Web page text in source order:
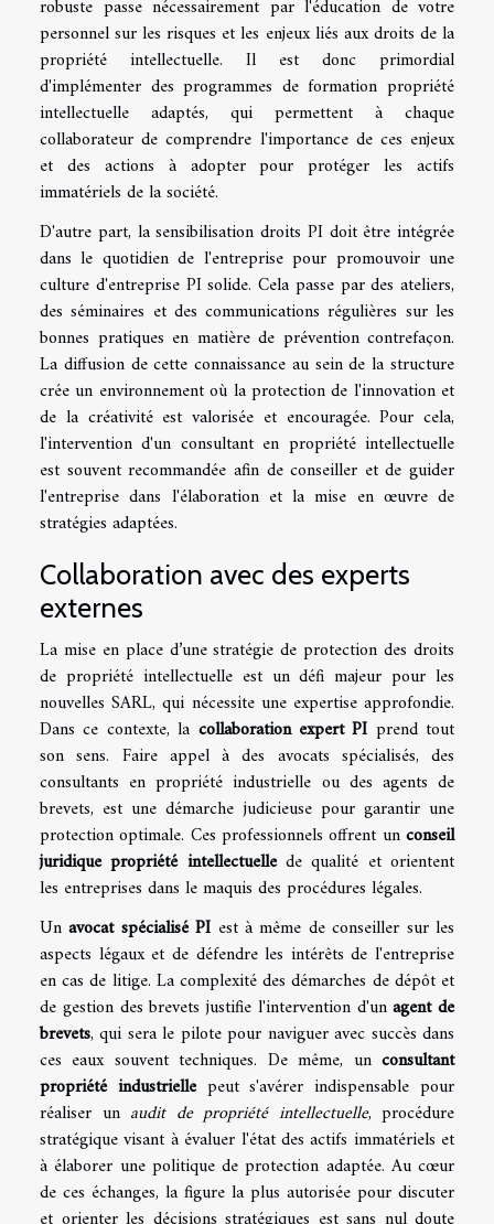
robuste passe nécessairement par l'éducation de votre
personnel sur les risques et les enjeux liés aux droits de la
propriété intellectuelle. Il est donc primordial
d'implémenter des programmes de formation propriété
intellectuelle adaptés, qui permettent à chaque
collaborateur de comprendre l'importance de ces enjeux
et des actions à adopter pour protéger les actifs
immatériels de la société.
D'autre part, la sensibilisation droits PI doit être intégrée
dans le quotidien de l'entreprise pour promouvoir une
culture d'entreprise PI solide. Cela passe par des ateliers,
des séminaires et des communications régulières sur les
bonnes pratiques en matière de prévention contrefaçon.
La diffusion de cette connaissance au sein de la structure
crée un environnement où la protection de l'innovation et
de la créativité est valorisée et encouragée. Pour cela,
l'intervention d'un consultant en propriété intellectuelle
est souvent recommandée afin de conseiller et de guider
l'entreprise dans l'élaboration et la mise en œuvre de
stratégies adaptées.
Collaboration avec des experts
externes
La mise en place d’une stratégie de protection des droits
de propriété intellectuelle est un défi majeur pour les
nouvelles SARL, qui nécessite une expertise approfondie.
Dans ce contexte, la collaboration expert PI prend tout
son sens. Faire appel à des avocats spécialisés, des
consultants en propriété industrielle ou des agents de
brevets, est une démarche judicieuse pour garantir une
protection optimale. Ces professionnels offrent unconseil
juridique propriété intellectuellede qualité et orientent
les entreprises dans le maquis des procédures légales.
Unavocat spécialisé PI est à même de conseiller sur les
aspects légaux et de défendre les intérêts de l'entreprise
en cas de litige. La complexité des démarches de dépôt et
de gestion des brevets justifie l'intervention d'unagent de
brevets, qui sera le pilote pour naviguer avec succès dans
ces eaux souvent techniques. De même, un consultant
propriété industriellepeut s'avérer indispensable pour
réaliser un audit de propriété intellectuelle, procédure
stratégique visant à évaluer l'état des actifs immatériels et
à élaborer une politique de protection adaptée. Au cœur
de ces échanges, la figure la plus autorisée pour discuter